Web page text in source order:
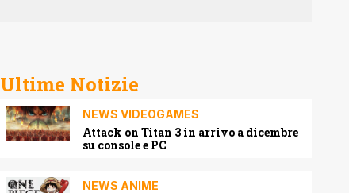
Ultime Notizie
NEWS VIDEOGAMES
Attack on Titan 3 in arrivo a dicembre
su console e PC
NEWS ANIME